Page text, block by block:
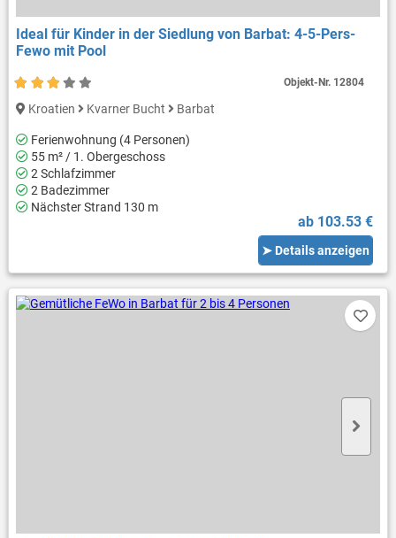
Ideal für Kinder in der Siedlung von Barbat: 4-5-Pers-
Fewo mit Pool
Kroatien Kvarner Bucht Barbat
Ferienwohnung (4 Personen)
55 m² / 1. Obergeschoss
2 Schlafzimmer
2 Badezimmer
Nächster Strand 130 m
ab 103.53 €
➤ Details anzeigen
Objekt-Nr. 12804